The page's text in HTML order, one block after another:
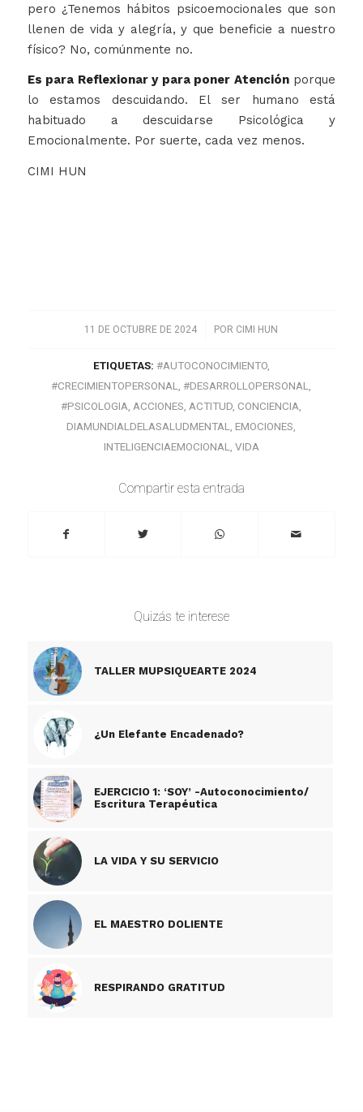
pero ¿Tenemos hábitos psicoemocionales que son
llenen de vida y alegría, y que beneficie a nuestro
físico? No, comúnmente no.
Es para Reflexionar y para poner Atenciónporque
lo estamos descuidando. El ser humano está
habituado a descuidarse Psicológica y
Emocionalmente. Por suerte, cada vez menos.
CIMI HUN
11 DE OCTUBRE DE 2024
/ POR CIMI HUN
ETIQUETAS: #AUTOCONOCIMIENTO,
#CRECIMIENTOPERSONAL
#DESARROLLOPERSONAL
#PSICOLOGIA ACCIONES ACTITUD CONCIENCIA
DIAMUNDIALDELASALUDMENTAL
EMOCIONES
INTELIGENCIAEMOCIONAL
VIDA
Compartir esta entrada
Quizás te interese
TALLER MUPSIQUEARTE 2024
¿Un Elefante Encadenado?
EJERCICIO 1: ‘SOY’ -Autoconocimiento/
Escritura Terapéutica
LA VIDA Y SU SERVICIO
EL MAESTRO DOLIENTE
RESPIRANDO GRATITUD